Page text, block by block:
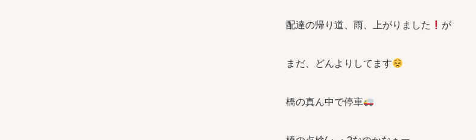
配達の帰り道、雨、上がりました が
まだ、どんよりしてます
橋の真ん中で停車